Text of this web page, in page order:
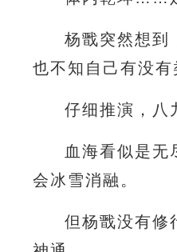
杨戬突然想到
也不知自己有没有
仔细推演，八
血海看似是无
会冰雪消融。
但杨戬没有修